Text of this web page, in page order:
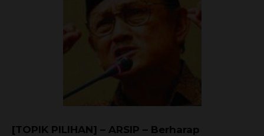
[TOPIK PILIHAN] – ARSIP – Berharap